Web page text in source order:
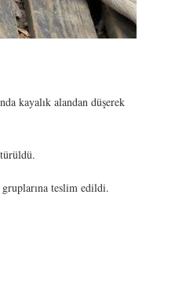
kayalık alandan düşerek
teslim edildi.